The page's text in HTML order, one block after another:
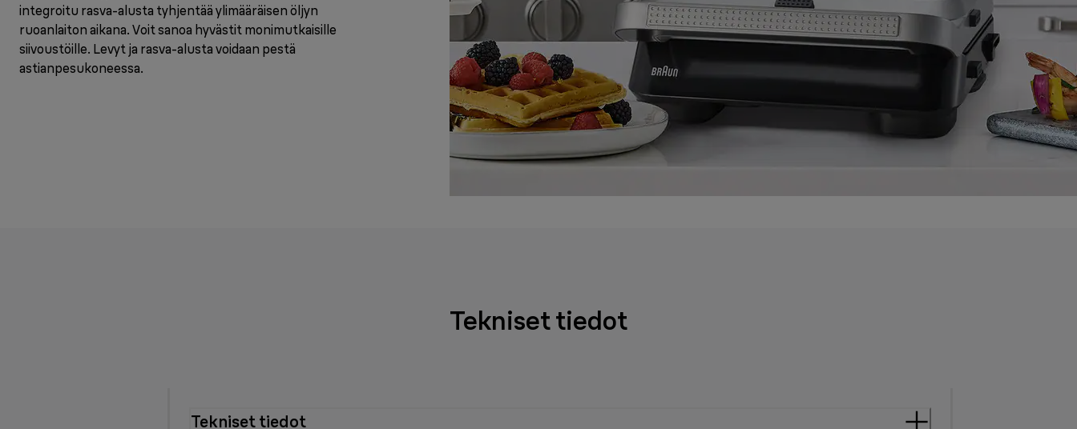
integroitu rasva-alusta tyhjentää ylimääräisen öljyn
ruoanlaiton aikana. Voit sanoa hyvästit monimutkaisille
siivoustöille. Levyt ja rasva-alusta voidaan pestä
astianpesukoneessa.
Tekniset tiedot
Tekniset tiedot